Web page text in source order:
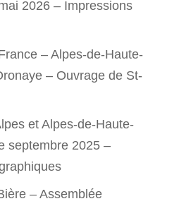
2026 – Impressions
– Alpes-de-Haute-
– Ouvrage de St-
et Alpes-de-Haute-
septembre 2025 –
– Assemblée